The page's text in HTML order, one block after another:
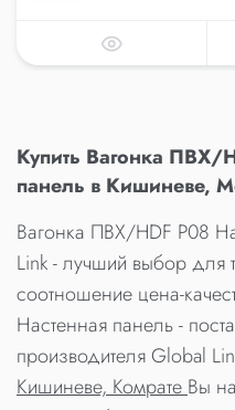
Купить Вагонка ПВХ/
панель в Кишиневе,
Вагонка ПВХ/HDF P08
Link - лучший выбор
соотношение цена-
Настенная панель -
производителя Global
Кишиневе, КомратеВы